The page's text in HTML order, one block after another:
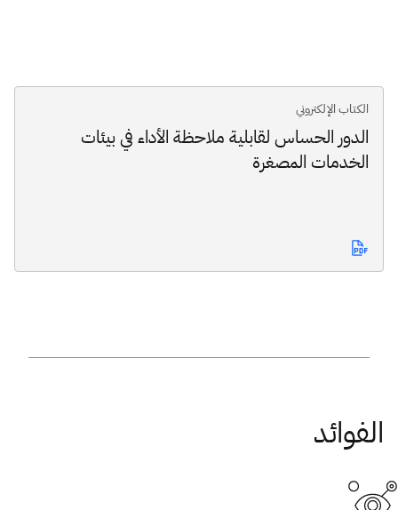
الكتاب الإلكتروني
الدور الحساس لقابلية ملاحظة الأداء في بيئات
الخدمات المصغرة